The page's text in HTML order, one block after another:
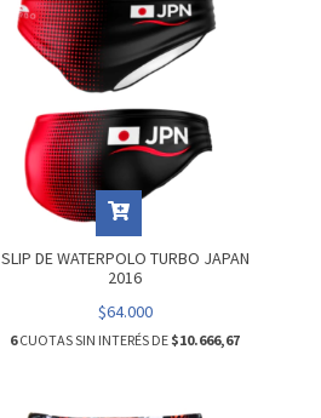
SLIP DE WATERPOLO TURBO JAPAN
2016
$64.000
6CUOTAS SIN INTERÉS DE $10.666,67